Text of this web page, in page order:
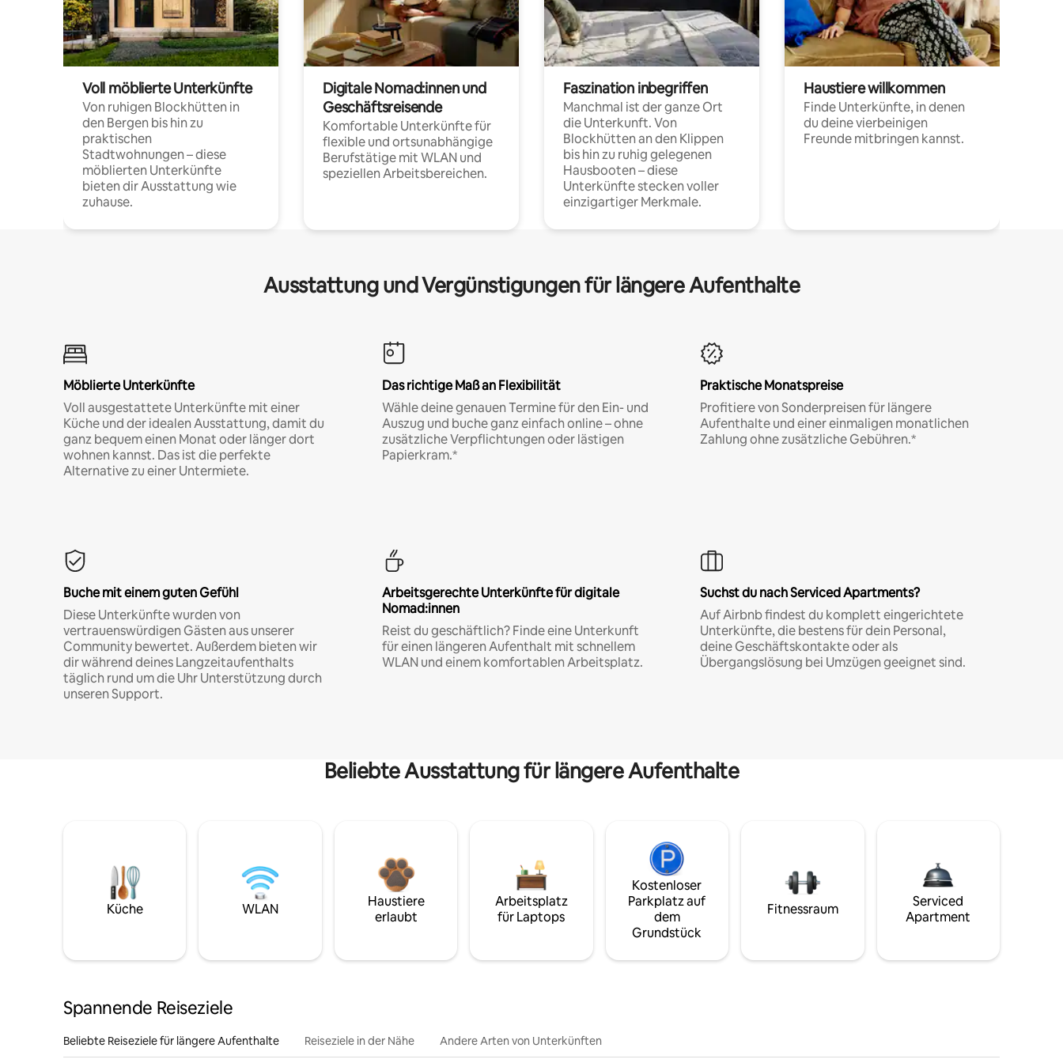
Voll möblierte Unterkünfte
Von ruhigen Blockhütten in
den Bergen bis hin zu
praktischen
Stadtwohnungen – diese
möblierten Unterkünfte
bieten dir Ausstattung wie
zuhause.
Digitale Nomad:innen und
Geschäftsreisende
Komfortable Unterkünfte für
flexible und ortsunabhängige
Berufstätige mit WLAN und
speziellen Arbeitsbereichen.
Faszination inbegriffen
Manchmal ist der ganze Ort
die Unterkunft. Von
Blockhütten an den Klippen
bis hin zu ruhig gelegenen
Hausbooten – diese
Unterkünfte stecken voller
einzigartiger Merkmale.
Haustiere willkommen
Finde Unterkünfte, in denen
du deine vierbeinigen
Freunde mitbringen kannst.
Ausstattung und Vergünstigungen für längere Aufenthalte
Möblierte Unterkünfte
Voll ausgestattete Unterkünfte mit einer
Küche und der idealen Ausstattung, damit du
ganz bequem einen Monat oder länger dort
wohnen kannst. Das ist die perfekte
Alternative zu einer Untermiete.
Das richtige Maß an Flexibilität
Wähle deine genauen Termine für den Ein- und
Auszug und buche ganz einfach online – ohne
zusätzliche Verpflichtungen oder lästigen
Papierkram.*
Praktische Monatspreise
Profitiere von Sonderpreisen für längere
Aufenthalte und einer einmaligen monatlichen
Zahlung ohne zusätzliche Gebühren.*
Buche mit einem guten Gefühl
Diese Unterkünfte wurden von
vertrauenswürdigen Gästen aus unserer
Community bewertet. Außerdem bieten wir
dir während deines Langzeitaufenthalts
täglich rund um die Uhr Unterstützung durch
unseren Support.
Arbeitsgerechte Unterkünfte für digitale
Nomad:innen
Reist du geschäftlich? Finde eine Unterkunft
für einen längeren Aufenthalt mit schnellem
WLAN und einem komfortablen Arbeitsplatz.
Suchst du nach Serviced Apartments?
Auf Airbnb findest du komplett eingerichtete
Unterkünfte, die bestens für dein Personal,
deine Geschäftskontakte oder als
Übergangslösung bei Umzügen geeignet sind.
Beliebte Ausstattung für längere Aufenthalte
Küche WLAN
Haustiere
erlaubt
Arbeitsplatz
für Laptops
Kostenloser
Parkplatz auf
dem
Grundstück
Fitnessraum
Serviced
Apartment
Spannende Reiseziele
Beliebte Reiseziele für längere Aufenthalte Reiseziele in der Nähe Andere Arten von Unterkünften